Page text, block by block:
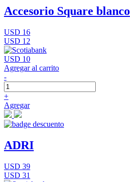
Accesorio Square blanco
USD 16
USD 12
USD 10
Agregar al carrito
-
+
Agregar
ADRI
USD 39
USD 31